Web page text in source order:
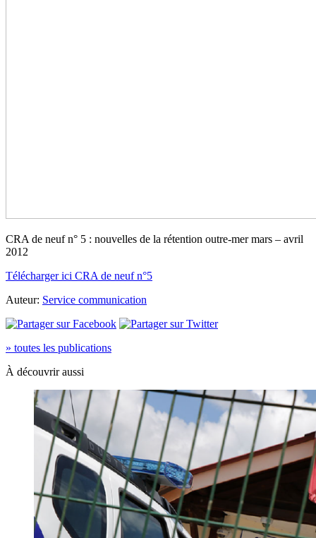
CRA de neuf n° 5 : nouvelles de la rétention outre-mer mars – avril
2012
Télécharger ici CRA de neuf n°5
Auteur: Service communication
» toutes les publications
À découvrir aussi